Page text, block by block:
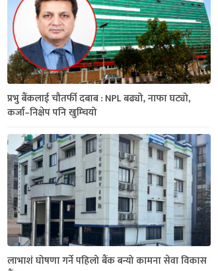
प्रभु बैंकलाई चौतर्फी दबाब : NPL बढ्यो, नाफा घट्यो,
कर्जा–निक्षेप पनि खुम्चियो
लाभाशं घोषणा गर्ने पहिलो बैंक बन्यो कामना सेवा विकास